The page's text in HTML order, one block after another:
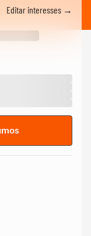
Editar interesses →